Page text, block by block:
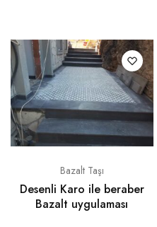
Bazalt Taşı
Desenli Karo ile beraber
Bazalt uygulaması